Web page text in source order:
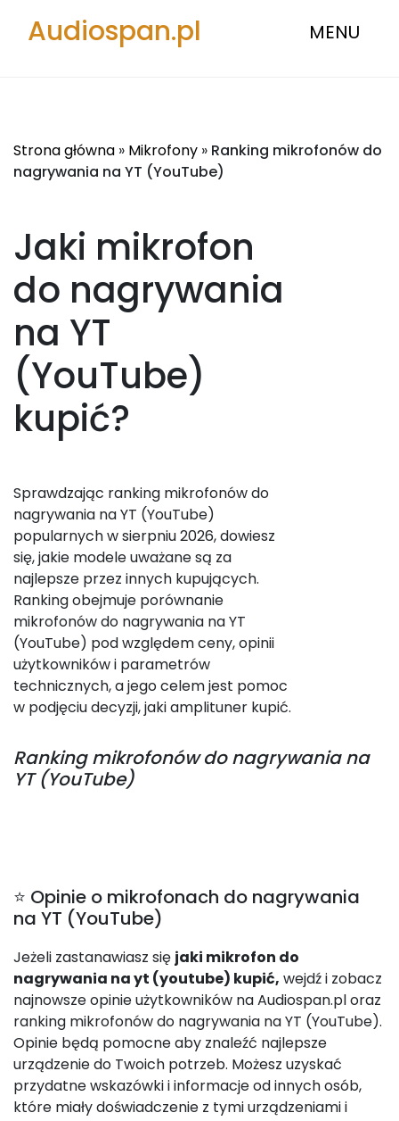
Audiospan.pl MENU
Strona główna » Mikrofony » Ranking mikrofonów do
nagrywania na YT (YouTube)
Jaki mikrofon
do nagrywania
na YT
(YouTube)
kupić?
Sprawdzając ranking mikrofonów do
nagrywania na YT (YouTube)
popularnych w sierpniu 2026, dowiesz
się, jakie modele uważane są za
najlepsze przez innych kupujących.
Ranking obejmuje porównanie
mikrofonów do nagrywania na YT
(YouTube) pod względem ceny, opinii
użytkowników i parametrów
technicznych, a jego celem jest pomoc
w podjęciu decyzji, jaki amplituner kupić.
Rankingmikrofonów do nagrywania na
YT (YouTube)
⭐ Opinie o mikrofonach do nagrywania
na YT (YouTube)
Jeżeli zastanawiasz się jaki mikrofon do
nagrywania na yt (youtube) kupić, wejdź i zobacz
najnowsze opinie użytkowników na Audiospan.pl oraz
ranking mikrofonów do nagrywania na YT (YouTube).
Opinie będą pomocne aby znaleźć najlepsze
urządzenie do Twoich potrzeb. Możesz uzyskać
przydatne wskazówki i informacje od innych osób,
które miały doświadczenie z tymi urządzeniami i